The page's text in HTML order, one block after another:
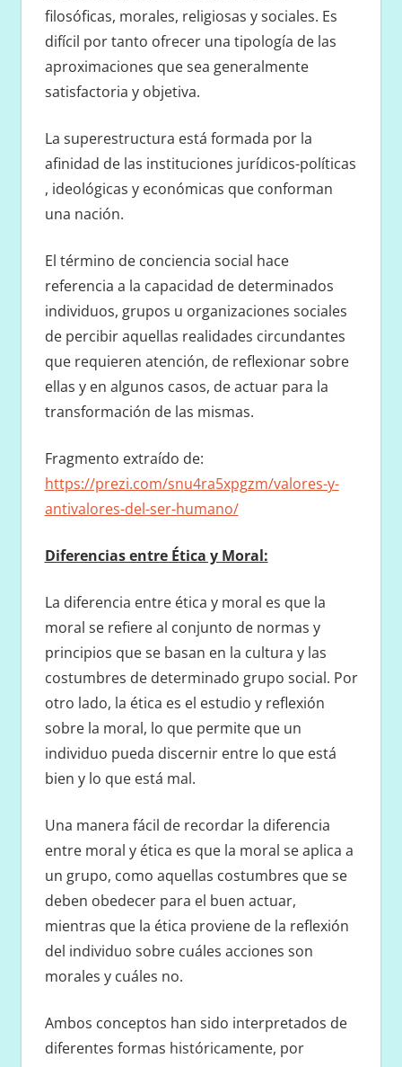
filosóficas, morales, religiosas y sociales. Es
difícil por tanto ofrecer una tipología de las
aproximaciones que sea generalmente
satisfactoria y objetiva.
La superestructura está formada por la
afinidad de las instituciones jurídicos-políticas
, ideológicas y económicas que conforman
una nación.
El término de conciencia social hace
referencia a la capacidad de determinados
individuos, grupos u organizaciones sociales
de percibir aquellas realidades circundantes
que requieren atención, de reflexionar sobre
ellas y en algunos casos, de actuar para la
transformación de las mismas.
Fragmento extraído de:
https://prezi.com/snu4ra5xpgzm/valores-y-
antivalores-del-ser-humano/
Diferencias entre Ética y Moral:
La diferencia entre ética y moral es que la
moral se refiere al conjunto de normas y
principios que se basan en la cultura y las
costumbres de determinado grupo social. Por
otro lado, la ética es el estudio y reflexión
sobre la moral, lo que permite que un
individuo pueda discernir entre lo que está
bien y lo que está mal.
Una manera fácil de recordar la diferencia
entre moral y ética es que la moral se aplica a
un grupo, como aquellas costumbres que se
deben obedecer para el buen actuar,
mientras que la ética proviene de la reflexión
del individuo sobre cuáles acciones son
morales y cuáles no.
Ambos conceptos han sido interpretados de
diferentes formas históricamente, por